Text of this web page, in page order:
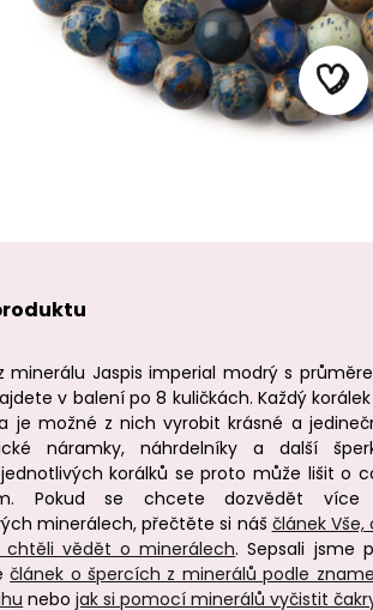
minerálu Jaspis imperial modrý s
v balení po 8 kuličkách. Každý
je možné z nich vyrobit krásné a
náramky, náhrdelníky a další
korálků se proto může lišit o
Pokud se chcete dozvědět
minerálech, přečtěte si náš článek Vše,
chtěli vědět o minerálech. Sepsali jsme
článek o špercích z minerálů podle
nebojak si pomocí minerálů vyčistit